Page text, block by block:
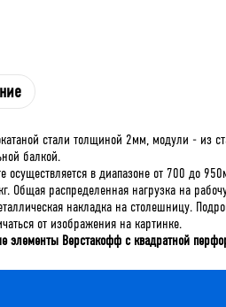
стали толщиной 2мм, модули - из
балкой.
осуществляется в диапазоне от 700 до
Общая распределенная нагрузка на
накладка на столешницу.
от изображения на картинке.
элементы Верстакофф с квадратной